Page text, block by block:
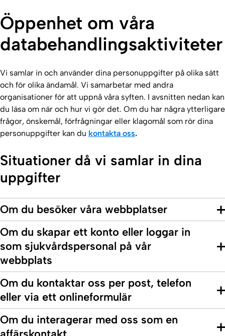
Öppenhet om våra
databehandlingsaktiviteter
Vi samlar in och använder dina personuppgifter på olika sätt
och för olika ändamål. Vi samarbetar med andra
organisationer för att uppnå våra syften. I avsnitten nedan kan
du läsa om när och hur vi gör det. Om du har några ytterligare
frågor, önskemål, förfrågningar eller klagomål som rör dina
personuppgifter kan du kontakta oss.
Situationer då vi samlar in dina
uppgifter
Om du besöker våra webbplatser
Om du skapar ett konto eller loggar in
som sjukvårdspersonal på vår
webbplats
Om du kontaktar oss per post, telefon
eller via ett onlineformulär
Om du interagerar med oss som en